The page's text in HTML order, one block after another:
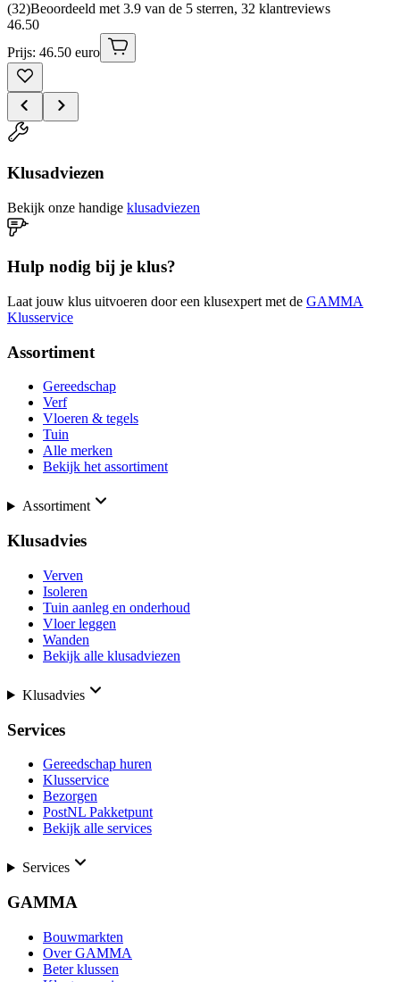
(32)Beoordeeld met 3.9 van de 5 sterren, 32 klantreviews
46.50
Prijs: 46.50 euro
Klusadviezen
Bekijk onze handige klusadviezen
Hulp nodig bij je klus?
Laat jouw klus uitvoeren door een klusexpert met de GAMMA
Klusservice
Assortiment
Gereedschap
Verf
Vloeren & tegels
Tuin
Alle merken
Bekijk het assortiment
Assortiment
Klusadvies
Verven
Isoleren
Tuin aanleg en onderhoud
Vloer leggen
Wanden
Bekijk alle klusadviezen
Klusadvies
Services
Gereedschap huren
Klusservice
Bezorgen
PostNL Pakketpunt
Bekijk alle services
Services
GAMMA
Bouwmarkten
Over GAMMA
Beter klussen